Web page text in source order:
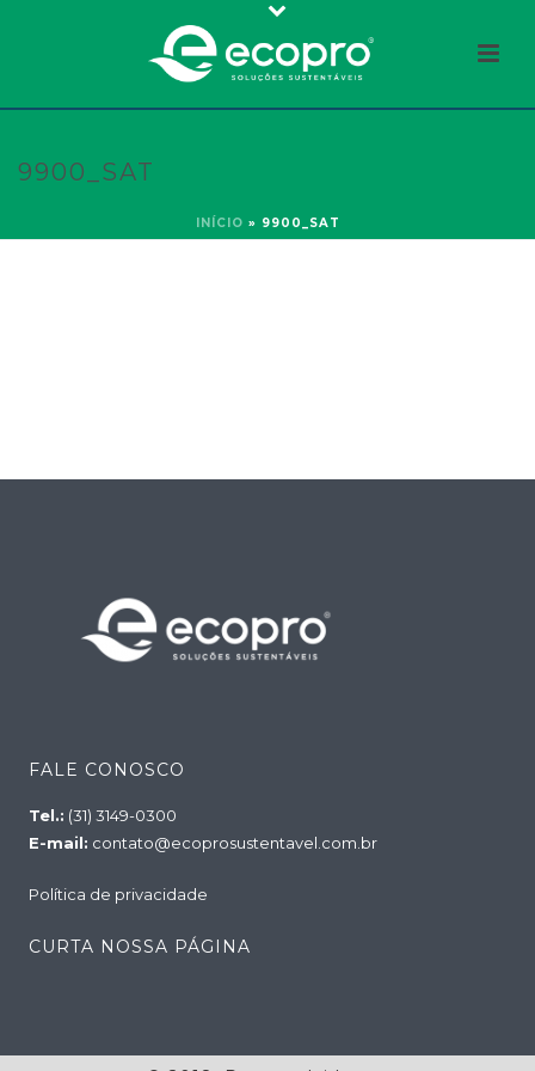
9900_SAT
INÍCIO » 9900_SAT
FALE CONOSCO
Tel.: (31) 3149-0300
E-mail: contato@ecoprosustentavel.com.br
Política de privacidade
CURTA NOSSA PÁGINA